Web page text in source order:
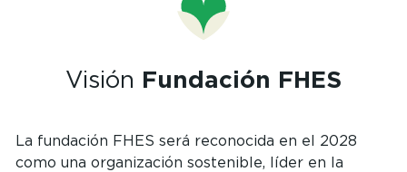
Visión Fundación FHES
La fundación FHES será reconocida en el 2028
como una organización sostenible, líder en la